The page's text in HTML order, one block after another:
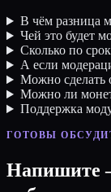
В чём разница
Чей это будет
Сколько по
А если
Можно сделать
Можно ли
Поддержка
ГОТОВЫ
Напишите